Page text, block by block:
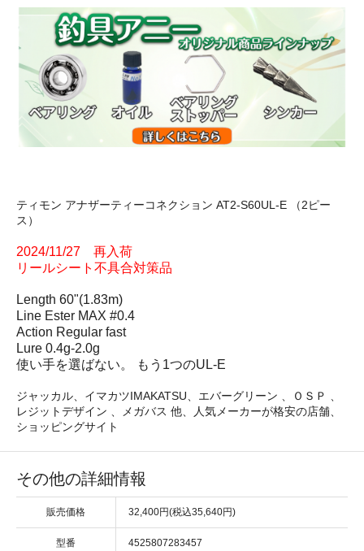
ティモン アナザーティーコネクション AT2-S60UL-E （2ピー
ス）
2024/11/27 再入荷
リールシート不具合対策品
Length 60"(1.83m)
Line Ester MAX #0.4
Action Regular fast
Lure 0.4g-2.0g
使い手を選ばない。 もう1つのUL-E
ジャッカル、イマカツIMAKATSU、エバーグリーン 、ＯＳＰ 、
レジットデザイン 、メガバス 他、人気メーカーが格安の店舗、
ショッピングサイト
その他の詳細情報
販売価格 32,400円(税込35,640円)
型番 4525807283457